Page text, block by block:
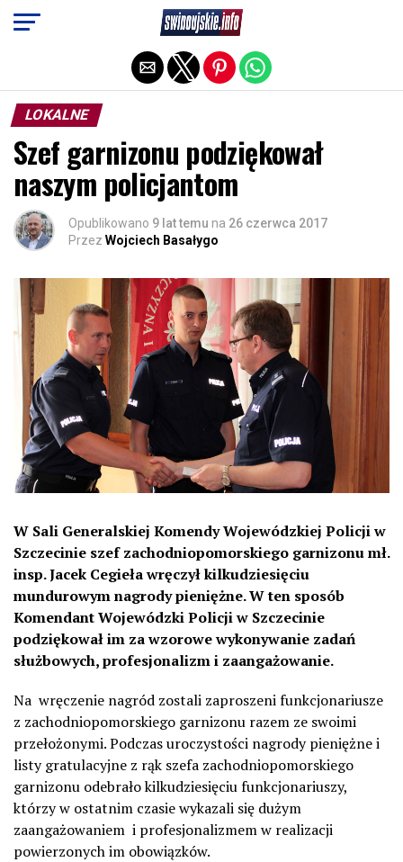
LOKALNE
Szef garnizonu podziękował
naszym policjantom
Opublikowano 9 lat temu na 26 czerwca 2017
Przez Wojciech Basałygo
W Sali Generalskiej Komendy Wojewódzkiej Policji w
Szczecinie szef zachodniopomorskiego garnizonu mł.
insp. Jacek Cegieła wręczył kilkudziesięciu
mundurowym nagrody pieniężne. W ten sposób
Komendant Wojewódzki Policji w Szczecinie
podziękował im za wzorowe wykonywanie zadań
służbowych, profesjonalizm i zaangażowanie.
Na wręczenie nagród zostali zaproszeni funkcjonariusze
z zachodniopomorskiego garnizonu razem ze swoimi
przełożonymi. Podczas uroczystości nagrody pieniężne i
listy gratulacyjne z rąk szefa zachodniopomorskiego
garnizonu odebrało kilkudziesięciu funkcjonariuszy,
którzy w ostatnim czasie wykazali się dużym
zaangażowaniem i profesjonalizmem w realizacji
powierzonych im obowiązków.
Exit mobile version